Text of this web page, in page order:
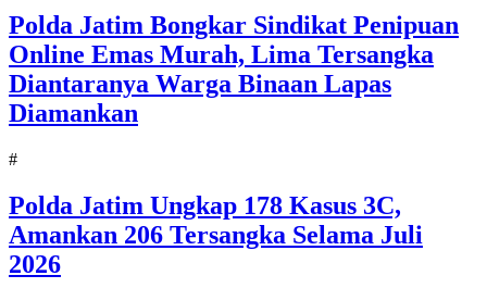
Polda Jatim Bongkar Sindikat Penipuan
Online Emas Murah, Lima Tersangka
Diantaranya Warga Binaan Lapas
Diamankan
#
Polda Jatim Ungkap 178 Kasus 3C,
Amankan 206 Tersangka Selama Juli
2026